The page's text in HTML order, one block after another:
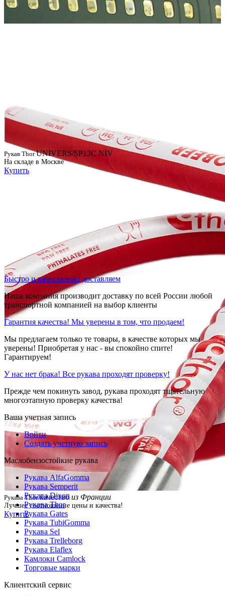
Рукава Thorкачествоиз Франции
Лучшее соотношение цены и качества!
Купить
Рукав ThorUNIVERS/SP13C NIV
На складе в Москве
Купить
Быстро и качественно доставляем
Наша компания производит доставку по всей России любой
транспортной компанией на выбор клиенты
Гарантия качества! Мы уверены в том, что продаем!
Мы предлагаем только те товары, в качестве которых мы
уверены! Приобретая у нас - вы спокойно спите!
Гарантируем!
У нас нет брака! Все рукава проходят проверку!
Прежде чем покинуть завод, рукава проходят тщательную
многоэтапную проверку качества!
Ваша учетная запись
Войти
Создать учетную запись
Маслобензостойкие рукава
Рукава AlfaGomma
Рукава Semperit
Рукава Dixon
Рукава Thor
Рукава Gates
Рукава TubiGomma
Рукава Sel
Рукава Trelleborg
Рукава Elaflex
Камлоки Camlock
Торговые марки
Клиентский сервис